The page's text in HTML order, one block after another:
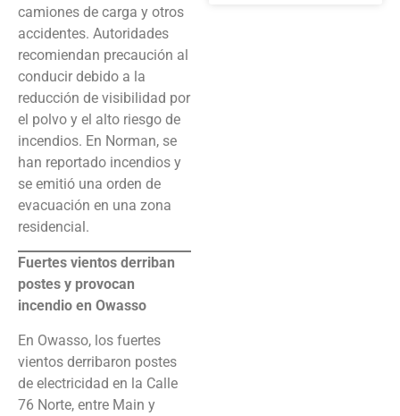
camiones de carga y otros
accidentes. Autoridades
recomiendan precaución al
conducir debido a la
reducción de visibilidad por
el polvo y el alto riesgo de
incendios. En Norman, se
han reportado incendios y
se emitió una orden de
evacuación en una zona
residencial.
Fuertes vientos derriban
postes y provocan
incendio en Owasso
En Owasso, los fuertes
vientos derribaron postes
de electricidad en la Calle
76 Norte, entre Main y